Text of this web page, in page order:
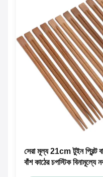
সেরা মূল্য 21cm টুইন প্রিন্ট
বাঁশ কাঠের চপস্টিক বিনামূল্যে